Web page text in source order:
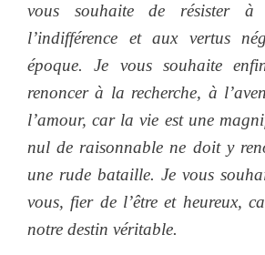
vous souhaite de résister à
l’indifférence et aux vertus
époque. Je vous souhaite
renoncer à la recherche, à
l’amour, car la vie est une
nul de raisonnable ne doit y
une rude bataille. Je vous
vous, fier de l’être et heureux,
notre destin véritable.